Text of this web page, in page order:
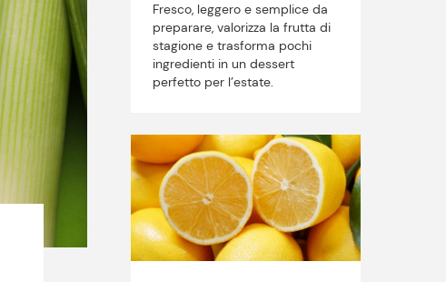
Fresco, leggero e semplice da
preparare, valorizza la frutta di
stagione e trasforma pochi
ingredienti in un dessert
perfetto per l’estate.